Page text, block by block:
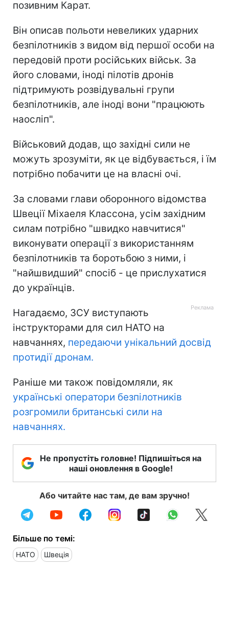
позивним Карат.
Він описав польоти невеликих ударних
безпілотників з видом від першої особи на
передовій проти російських військ. За
його словами, іноді пілотів дронів
підтримують розвідувальні групи
безпілотників, але іноді вони "працюють
наосліп".
Військовий додав, що західні сили не
можуть зрозуміти, як це відбувається, і їм
потрібно побачити це на власні очі.
За словами глави оборонного відомства
Швеції Міхаеля Классона, усім західним
силам потрібно "швидко навчитися"
виконувати операції з використанням
безпілотників та боротьбою з ними, і
"найшвидший" спосіб - це прислухатися
до українців.
Нагадаємо, ЗСУ виступають
інструкторами для сил НАТО на
навчаннях, передаючи унікальний досвід
протидії дронам.
Раніше ми також повідомляли, як
українські оператори безпілотників
розгромили британські сили на
навчаннях.
Не пропустіть головне! Підпишіться на
наші оновлення в Google!
Або читайте нас там, де вам зручно!
Більше по темі:
НАТО Швеція